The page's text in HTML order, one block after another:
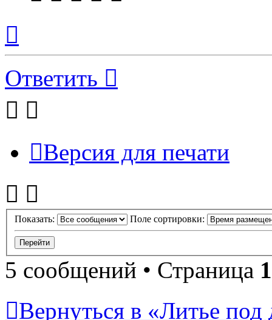
началу
Ответить
Версия для печати
Показать: Поле сортировки:
5 сообщений • Страница 1
Вернуться в «Литье